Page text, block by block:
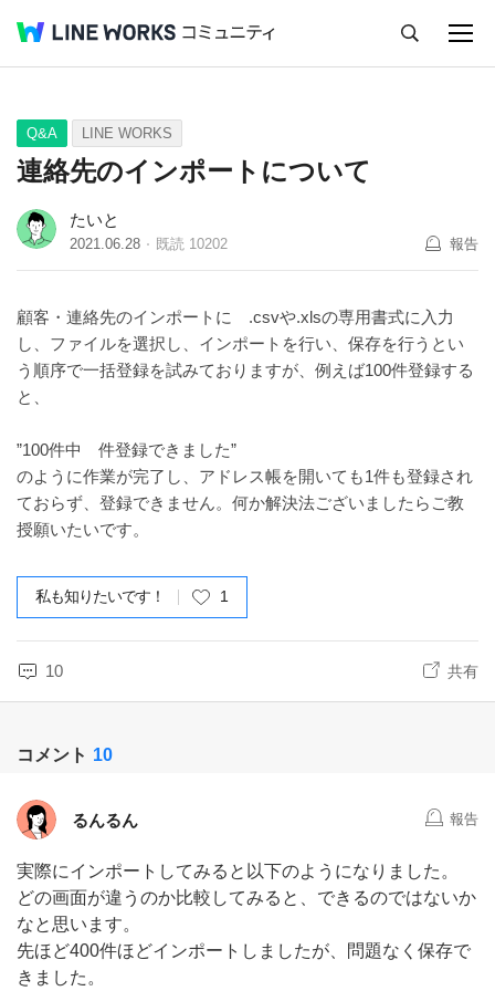
Q&A Tips Ideas
Q&A LINE WORKS
連絡先のインポートについて
たいと
2021.06.28 既読 10202 報告
顧客・連絡先のインポートに .csvや.xlsの専用書式に入力
し、ファイルを選択し、インポートを行い、保存を行うとい
う順序で一括登録を試みておりますが、例えば100件登録する
と、
”100件中 件登録できました”
のように作業が完了し、アドレス帳を開いても1件も登録され
ておらず、登録できません。何か解決法ございましたらご教
授願いたいです。
私も知りたいです！ 1
10 共有
コメント 10
るんるん 報告
実際にインポートしてみると以下のようになりました。
どの画面が違うのか比較してみると、できるのではないか
なと思います。
先ほど400件ほどインポートしましたが、問題なく保存で
きました。